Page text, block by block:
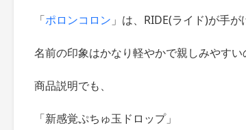
「ポロンコロン 」は、RIDE(ライド)が手
名前の印象はかなり軽やかで親しみやす
商品説明でも、
「新感覚ぷちゅ玉ドロップ」